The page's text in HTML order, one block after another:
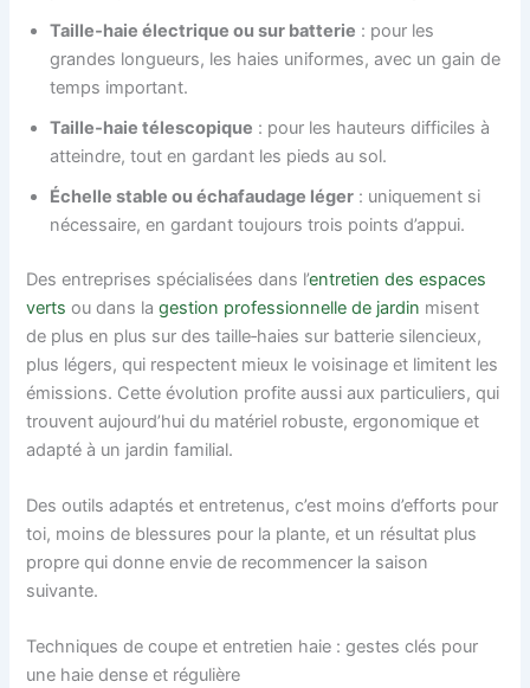
Taille‑haie électrique ou sur batterie : pour les
grandes longueurs, les haies uniformes, avec un gain de
temps important.
Taille‑haie télescopique : pour les hauteurs difficiles à
atteindre, tout en gardant les pieds au sol.
Échelle stable ou échafaudage léger : uniquement si
nécessaire, en gardant toujours trois points d’appui.
Des entreprises spécialisées dans l’entretien des espaces
verts ou dans lagestion professionnelle de jardin misent
de plus en plus sur des taille‑haies sur batterie silencieux,
plus légers, qui respectent mieux le voisinage et limitent les
émissions. Cette évolution profite aussi aux particuliers, qui
trouvent aujourd’hui du matériel robuste, ergonomique et
adapté à un jardin familial.
Des outils adaptés et entretenus, c’est moins d’efforts pour
toi, moins de blessures pour la plante, et un résultat plus
propre qui donne envie de recommencer la saison
suivante.
Techniques de coupe et entretien haie : gestes clés pour
une haie dense et régulière